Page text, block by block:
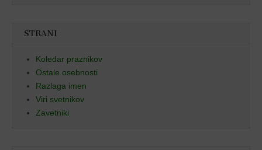
STRANI
Koledar praznikov
Ostale osebnosti
Razlaga imen
Viri svetnikov
Zavetniki